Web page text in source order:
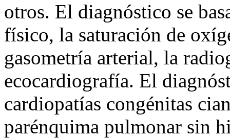
otros. El diagnóstico se
físico, la saturación de
gasometría arterial, la
ecocardiografía. El
cardiopatías congénitas
parénquima pulmonar sin